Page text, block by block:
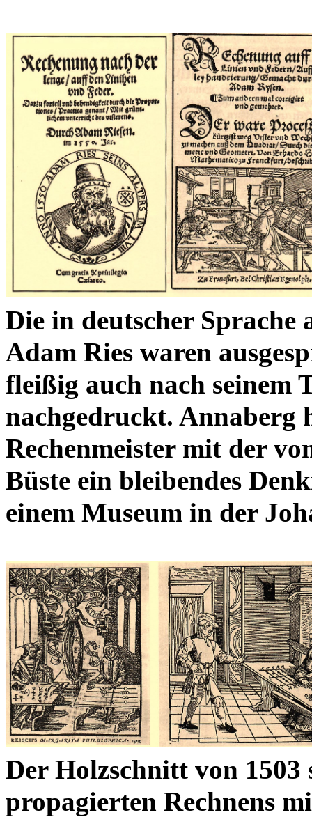
Die in deutscher Sprache
Adam Ries waren
fleißig auch nach seinem
nachgedruckt. Annaberg
Rechenmeister mit der
Büste ein bleibendes
einem Museum in der
Der Holzschnitt von 1503
propagierten Rechnens